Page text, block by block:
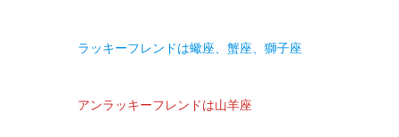
ラッキーフレンドは蠍座、蟹座、獅子座
アンラッキーフレンドは山羊座